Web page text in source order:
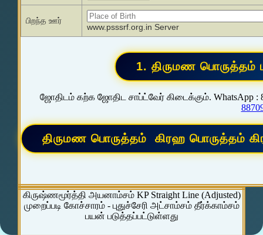
பிறந்த ஊர்
www.psssrf.org.in Server
ஜோதிடம் கற்க ஜோதிட சாப்ட்வேர் கிடைக்கும். WhatsApp :
கிருஷ்ணமூர்த்தி அயனாம்சம் KP Straight Line (Adjusted)
முறைப்படி கோச்சாரம் - புதுச்சேரி அட்சாம்சம் தீர்க்காம்சம்
பயன் படுத்தப்பட்டுள்ளது